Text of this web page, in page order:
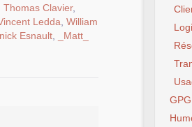
Thomas Clavier,
Ledda William
Esnault
_Matt_